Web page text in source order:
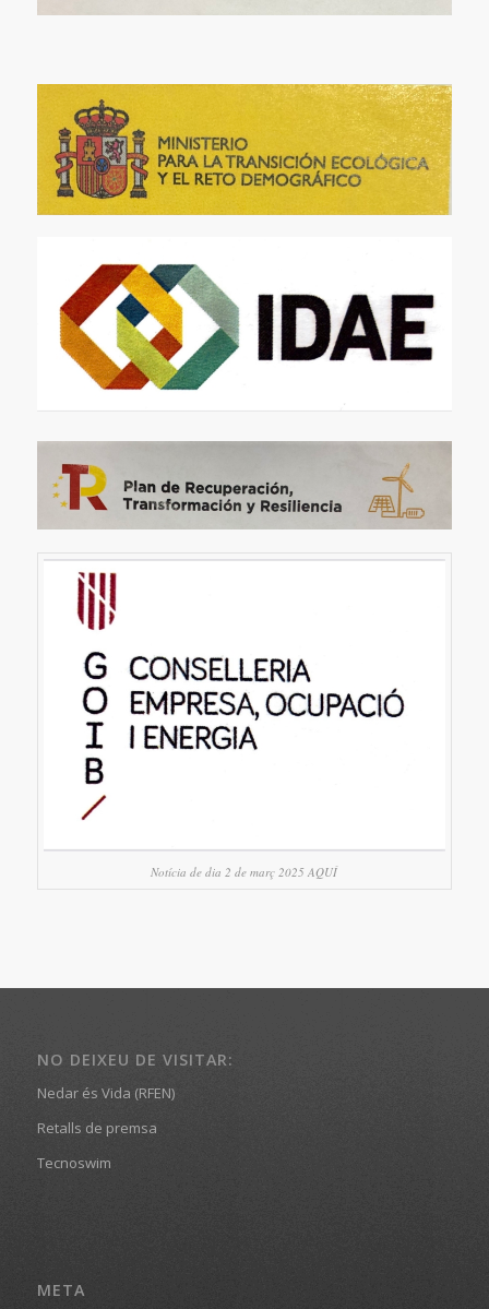
Notícia de dia 2 de març 2025 AQUÍ
NO DEIXEU DE VISITAR:
Nedar és Vida (RFEN)
Retalls de premsa
Tecnoswim
META